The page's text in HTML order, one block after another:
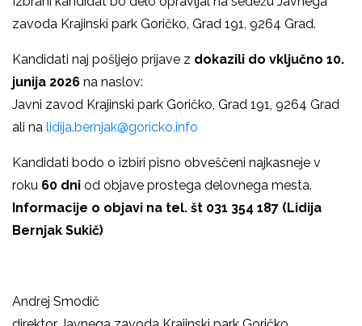
zavoda Krajinski park Goričko, Grad 191, 9264 Grad.
Kandidati naj pošljejo prijave z dokazili do vključno 10.
junija 2026 na naslov:
Javni zavod Krajinski park Goričko, Grad 191, 9264 Grad
ali na lidija.bernjak@goricko.info
Kandidati bodo o izbiri pisno obveščeni najkasneje v
roku 60 dni od objave prostega delovnega mesta.
Informacije o objavi na tel. št 031 354 187 (Lidija
Bernjak Sukič)
Andrej Smodič